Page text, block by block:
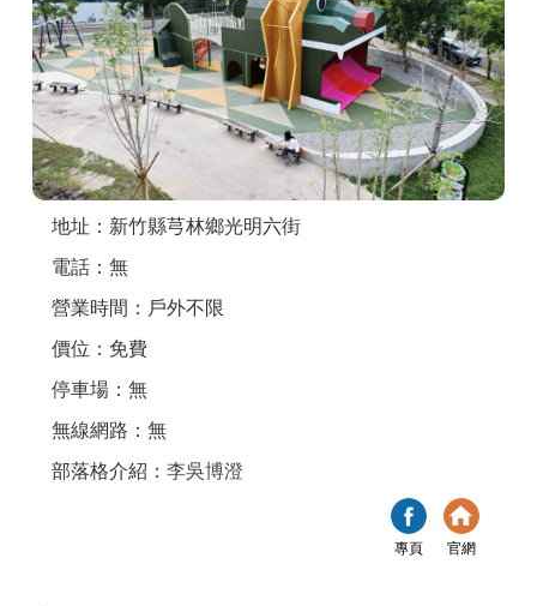
聯絡我們
APP下載
地址：新竹縣芎林鄉光明六街
電話：無
營業時間：戶外不限
價位：免費
停車場：無
無線網路：無
部落格介紹： 李吳博澄
專頁 官網